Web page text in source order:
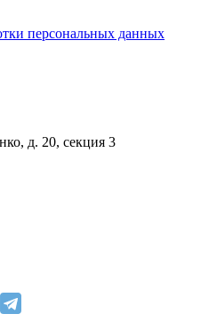
персональных данных
д. 20, секция 3